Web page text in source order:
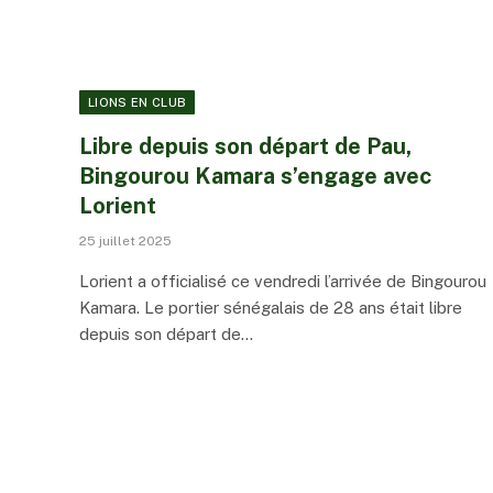
LIONS EN CLUB
Libre depuis son départ de Pau,
Bingourou Kamara s’engage avec
Lorient
25 juillet 2025
Lorient a officialisé ce vendredi l’arrivée de Bingourou
Kamara. Le portier sénégalais de 28 ans était libre
depuis son départ de…